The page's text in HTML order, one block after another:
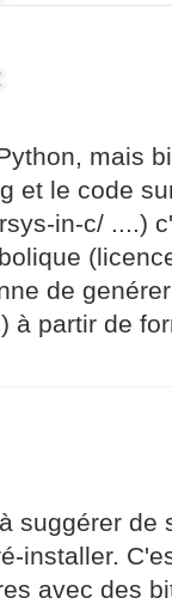
mais
et le code
in-c/ ....)
de
à partir de
suggérer de
installer.
avec des